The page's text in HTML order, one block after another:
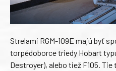
Strelami RGM-109E majú byť
torpédoborce triedy Hobart
Destroyer), alebo tiež F105.